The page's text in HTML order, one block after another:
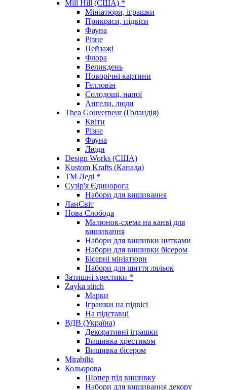
Mill Hill (США) *
Мініатюри, іграшки
Прикраси, підвіси
Фауна
Різне
Пейзажі
Флора
Великдень
Новорічні картини
Гелловін
Солодощі, напої
Ангели, люди
Thea Gouverneur (Голандія)
Квіти
Різне
Фауна
Люди
Design Works (США)
Kustom Krafts (Канада)
ТМ Леді *
Сузір'я Єдинорога
Набори для вишивання
ЛанСвіт
Нова Слобода
Малюнок-схема на канві для
вишивання
Набори для вишивки нитками
Набори для вишивки бісером
Бісерні мініатюри
Набори для шиття ляльок
Затишні хрестики *
Zayka stitch
Марки
Іграшки на підвісі
На підставці
ВДВ (Україна)
Декоративні іграшки
Вишивка хрестиком
Вишивка бісером
Mirabilia
Кольорова
Шопер під вишивку
Набори для вишивання декору